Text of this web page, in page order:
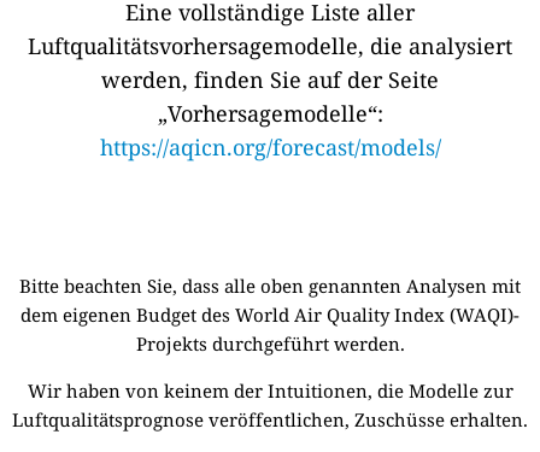
Eine vollständige Liste aller
Luftqualitätsvorhersagemodelle, die analysiert
werden, finden Sie auf der Seite
„Vorhersagemodelle“:
https://aqicn.org/forecast/models/
Bitte beachten Sie, dass alle oben genannten Analysen mit
dem eigenen Budget des World Air Quality Index (WAQI)-
Projekts durchgeführt werden.
Wir haben von keinem der Intuitionen, die Modelle zur
Luftqualitätsprognose veröffentlichen, Zuschüsse erhalten.